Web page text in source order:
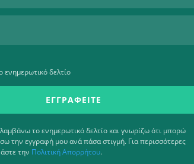
δελτίο
ΕΓΓΡΑΦΕΊΤΕ
το ενημερωτικό δελτίο και γνωρίζω ότι μπορώ
την εγγραφή μου ανά πάσα στιγμή. Για περισσότερες
την Πολιτική Απορρήτου.